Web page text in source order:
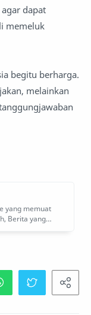
dapat
memeluk
begitu berharga.
melainkan